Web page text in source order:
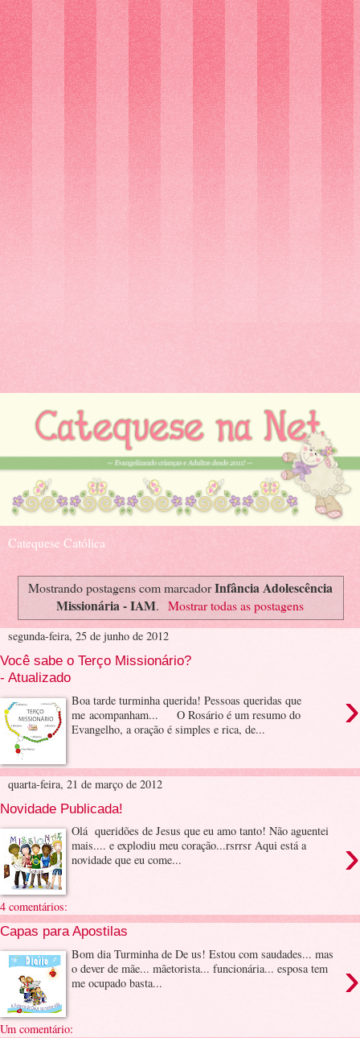
Catequese Católica
Mostrando postagens com marcadorInfância Adolescência
Missionária - IAM. Mostrar todas as postagens
segunda-feira, 25 de junho de 2012
Você sabe o Terço Missionário?
- Atualizado
›
Boa tarde turminha querida! Pessoas queridas que
me acompanham... O Rosário é um resumo do
Evangelho, a oração é simples e rica, de...
quarta-feira, 21 de março de 2012
Novidade Publicada!
›
Olá queridões de Jesus que eu amo tanto! Não aguentei
mais.... e explodiu meu coração...rsrrsr Aqui está a
novidade que eu come...
4 comentários:
Capas para Apostilas
›
Bom dia Turminha de De us! Estou com saudades... mas
o dever de mãe... mãetorista... funcionária... esposa tem
me ocupado basta...
Um comentário: